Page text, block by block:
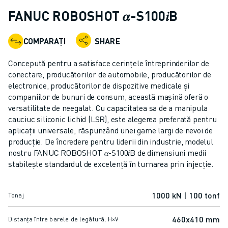
GAMA ROBOȚI
CONTROLERE ROBOȚI
ACCESORII ROBOȚI
SOFWARE ROBOȚI
SOFTWARE DE SIMULARE
PRODUSE DE ROBOTICĂ EDUCAȚIONALĂ
AUTOMATIZAREA ROBOTICĂ
ROBOȚI SUDARE CU ARC ELECTRIC
ROBOȚI ARTICULAȚI
SERIA ARC MATE
SERIA M-900
ROBOȚI DELTA
ROBOȚI VOPSIRE
ROBOȚI PALETIZARE
ROBOȚI SCARA
FANUC ROBOSHOT 𝛼-S100𝑖B
COMPARAȚI SHARE
Concepută pentru a satisface cerințele întreprinderilor de
conectare, producătorilor de automobile, producătorilor de
electronice, producătorilor de dispozitive medicale și
companiilor de bunuri de consum, această mașină oferă o
versatilitate de neegalat. Cu capacitatea sa de a manipula
cauciuc siliconic lichid (LSR), este alegerea preferată pentru
aplicații universale, răspunzând unei game largi de nevoi de
producție. De încredere pentru liderii din industrie, modelul
nostru FANUC ROBOSHOT 𝛼-S100𝑖B de dimensiuni medii
stabilește standardul de excelență în turnarea prin injecție.
Tonaj 1000 kN | 100 tonf
Distanța între barele de legătură, H×V 460x410 mm